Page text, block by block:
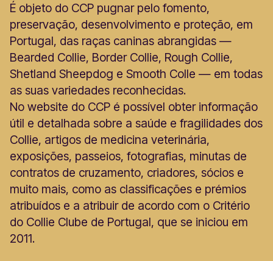
É objeto do CCP pugnar pelo fomento,
preservação, desenvolvimento e proteção, em
Portugal, das raças caninas abrangidas —
Bearded Collie, Border Collie, Rough Collie,
Shetland Sheepdog e Smooth Colle — em todas
as suas variedades reconhecidas.
No website do CCP é possível obter informação
útil e detalhada sobre a saúde e fragilidades dos
Collie, artigos de medicina veterinária,
exposições, passeios, fotografias, minutas de
contratos de cruzamento, criadores, sócios e
muito mais, como as classificações e prémios
atribuídos e a atribuir de acordo com o Critério
do Collie Clube de Portugal, que se iniciou em
2011.